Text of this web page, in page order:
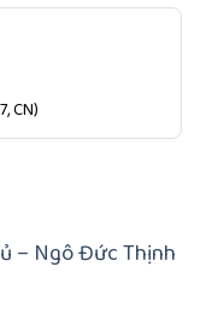
CN)
– Ngô Đức Thịnh